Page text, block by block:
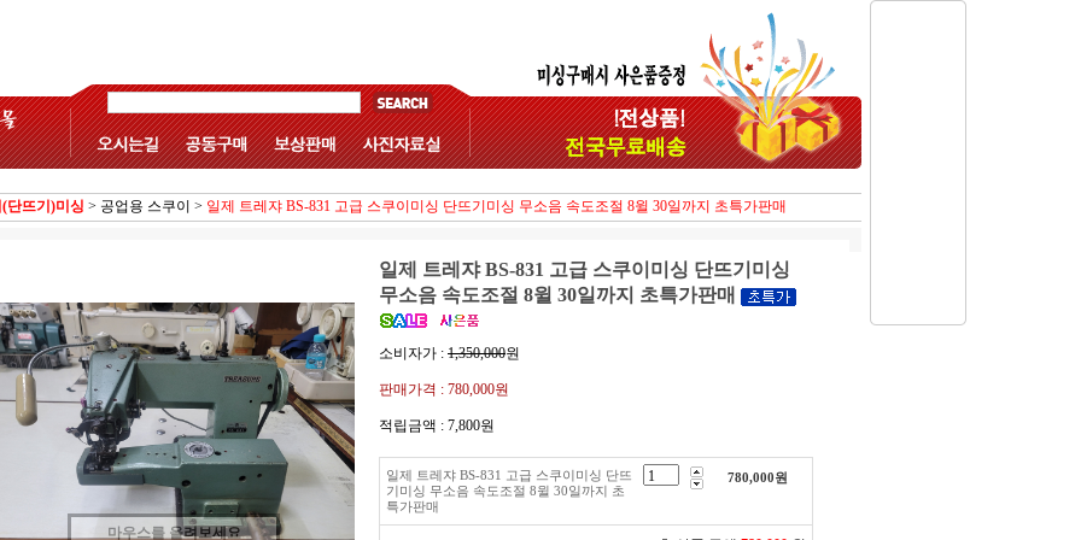
단뜨기)미싱 > 공업용 스쿠이 > 일제 트레쟈 BS-831 고급 스쿠이미싱 단뜨기미싱 무소음 속도조절 8윌 30일까지 초특가판매
마우스를 올려보세요
일제 트레쟈 BS-831 고급 스쿠이미싱 단뜨기미싱
무소음 속도조절 8윌 30일까지 초특가판매
소비자가 : 1,350,000원
판매가격 : 780,000원
적립금액 : 7,800원
일제 트레쟈 BS-831 고급 스쿠이미싱 단뜨
기미싱 무소음 속도조절 8윌 30일까지 초
특가판매
780,000원